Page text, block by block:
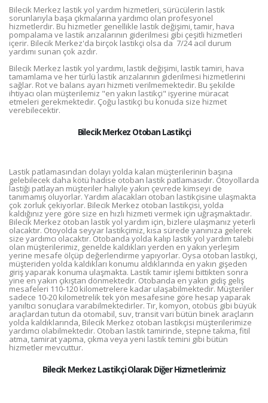
Bilecik Merkez lastik yol yardım hizmetleri, sürücülerin lastik
sorunlarıyla başa çıkmalarına yardımcı olan profesyonel
hizmetlerdir. Bu hizmetler genellikle lastik değişimi, tamir, hava
pompalama ve lastik arızalarının giderilmesi gibi çeşitli hizmetleri
içerir. Bilecik Merkez'da birçok lastikçi olsa da 7/24 acil durum
yardımı sunan çok azdır.
Bilecik Merkez lastik yol yardımı, lastik değişimi, lastik tamiri, hava
tamamlama ve her türlü lastik arızalarının giderilmesi hizmetlerini
sağlar. Rot ve balans ayarı hizmeti verilmemektedir. Bu şekilde
ihtiyacı olan müşterilemiz "en yakın lastikçi" işyerine müracat
etmeleri gerekmektedir. Çoğu lastikçi bu konuda size hizmet
verebilecektir.
Bilecik Merkez Otoban Lastikçi
Lastik patlamasından dolayı yolda kalan müşterilerinin başına
gelebilecek daha kötü hadise otoban lastik patlamasıdır. Otoyollarda
lastiği patlayan müşteriler haliyle yakın çevrede kimseyi de
tanımamış oluyorlar. Yardım alacakları otoban lastikçisine ulaşmakta
çok zorluk çekiyorlar. Bilecik Merkez otoban lastikçisi, yolda
kaldığınız yere göre size en hızlı hizmeti vermek için uğraşmaktadır.
Bilecik Merkez otoban lastik yol yardım için, bizlere ulaşmanız yeterli
olacaktır. Otoyolda seyyar lastikçimiz, kısa sürede yanınıza gelerek
size yardımcı olacaktır. Otobanda yolda kalıp lastik yol yardım talebi
olan müşterilerimiz, genelde kaldıkları yerden en yakın yerleşim
yerine mesafe ölçüp değerlendirme yapıyorlar. Oysa otoban lastikçi,
müşteriden yolda kaldıkları konumu aldıklarında en yakın gişeden
giriş yaparak konuma ulaşmakta. Lastik tamir işlemi bittikten sonra
yine en yakın çıkıştan dönmektedir. Otobanda en yakın gidiş geliş
mesafeleri 110-120 kilometrelere kadar ulaşabilmektedir. Müşteriler
sadece 10-20 kilometrelik tek yön mesafesine göre hesap yaparak
yanıltıcı sonuçlara varabilmektedirler. Tır, komyon, otobüs gibi büyük
araçlardan tutun da otomabil, suv, transit vari bütün binek araçların
yolda kaldıklarında, Bilecik Merkez otoban lastikçisi müşterilerimize
yardımcı olabilmektedir. Otoban lastik tamirinde, stepne takma, fitil
atma, tamirat yapma, çıkma veya yeni lastik temini gibi bütün
hizmetler mevcuttur.
Bilecik Merkez Lastikçi Olarak Diğer Hizmetlerimiz